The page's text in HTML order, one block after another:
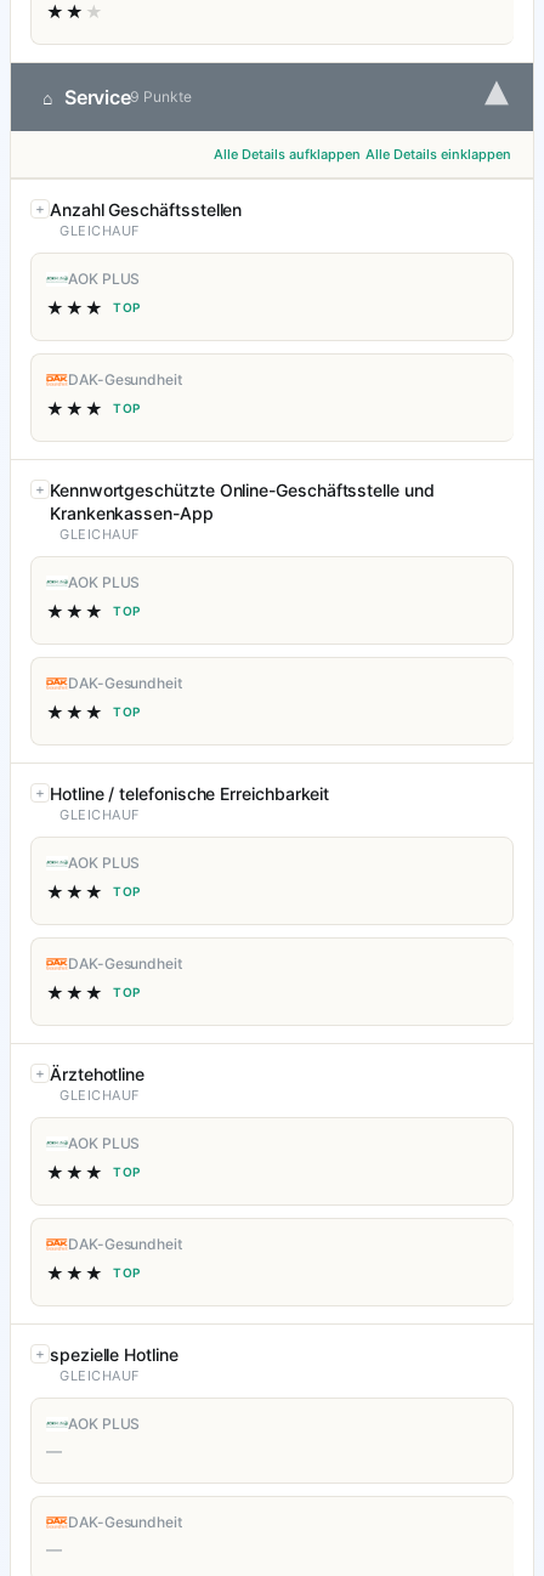
★★ ★
⌂ Service9 Punkte ▾
Alle Details aufklappen Alle Details einklappen
Anzahl Geschäftsstellen
GLEICHAUF
AOK PLUS
★★★ TOP
DAK-Gesundheit
★★★ TOP
Kennwortgeschützte Online-Geschäftsstelle und
Krankenkassen-App
GLEICHAUF
AOK PLUS
★★★ TOP
DAK-Gesundheit
★★★ TOP
Hotline / telefonische Erreichbarkeit
GLEICHAUF
AOK PLUS
★★★ TOP
DAK-Gesundheit
★★★ TOP
Ärztehotline
GLEICHAUF
AOK PLUS
★★★ TOP
DAK-Gesundheit
★★★ TOP
spezielle Hotline
GLEICHAUF
AOK PLUS
—
DAK-Gesundheit
—